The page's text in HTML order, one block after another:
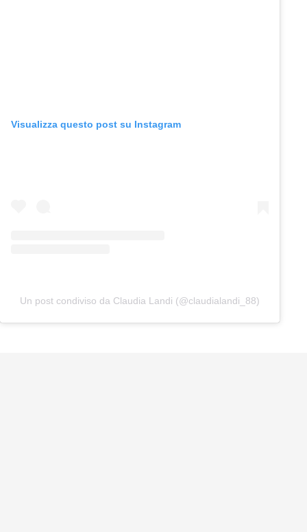
Visualizza questo post su Instagram
Un post condiviso da Claudia Landi (@claudialandi_88)